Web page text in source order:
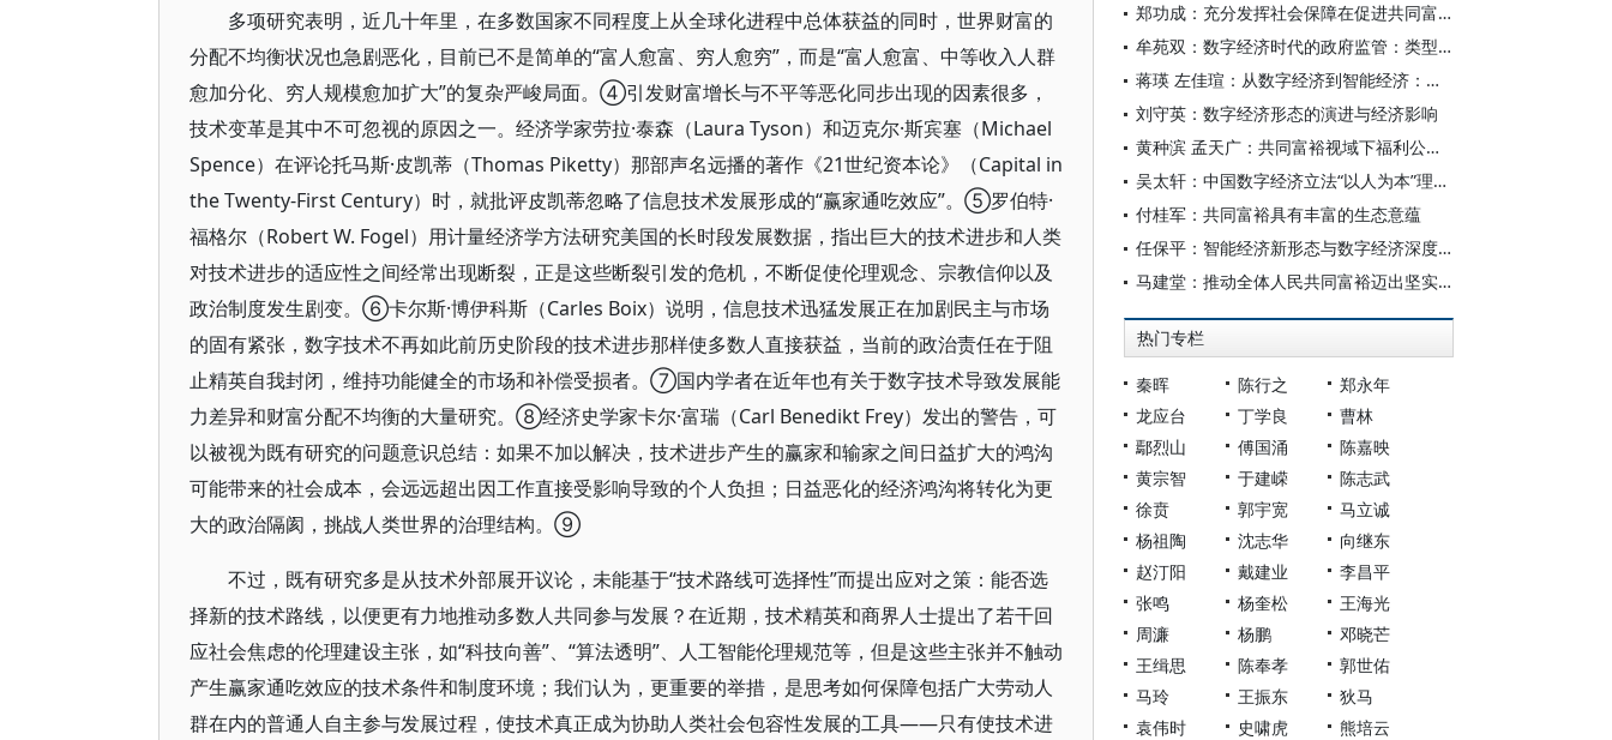
多项研究表明，近几十年里，在多数国家不同程度上从全球化进程中总体获益的同时，世界财富的
分配不均衡状况也急剧恶化，目前已不是简单的“富人愈富、穷人愈穷”，而是“富人愈富、中等收入人群
愈加分化、穷人规模愈加扩大”的复杂严峻局面。④引发财富增长与不平等恶化同步出现的因素很多，
技术变革是其中不可忽视的原因之一。经济学家劳拉·泰森（Laura Tyson）和迈克尔·斯宾塞（Michael
Spence）在评论托马斯·皮凯蒂（Thomas Piketty）那部声名远播的著作《21世纪资本论》（Capital in
the Twenty-First Century）时，就批评皮凯蒂忽略了信息技术发展形成的“赢家通吃效应”。⑤罗伯特·
福格尔（Robert W. Fogel）用计量经济学方法研究美国的长时段发展数据，指出巨大的技术进步和人类
对技术进步的适应性之间经常出现断裂，正是这些断裂引发的危机，不断促使伦理观念、宗教信仰以及
政治制度发生剧变。⑥卡尔斯·博伊科斯（Carles Boix）说明，信息技术迅猛发展正在加剧民主与市场
的固有紧张，数字技术不再如此前历史阶段的技术进步那样使多数人直接获益，当前的政治责任在于阻
止精英自我封闭，维持功能健全的市场和补偿受损者。⑦国内学者在近年也有关于数字技术导致发展能
力差异和财富分配不均衡的大量研究。⑧经济史学家卡尔·富瑞（Carl Benedikt Frey）发出的警告，可
以被视为既有研究的问题意识总结：如果不加以解决，技术进步产生的赢家和输家之间日益扩大的鸿沟
可能带来的社会成本，会远远超出因工作直接受影响导致的个人负担；日益恶化的经济鸿沟将转化为更
大的政治隔阂，挑战人类世界的治理结构。⑨
不过，既有研究多是从技术外部展开议论，未能基于“技术路线可选择性”而提出应对之策：能否选
择新的技术路线，以便更有力地推动多数人共同参与发展？在近期，技术精英和商界人士提出了若干回
应社会焦虑的伦理建设主张，如“科技向善”、“算法透明”、人工智能伦理规范等，但是这些主张并不触动
产生赢家通吃效应的技术条件和制度环境；我们认为，更重要的举措，是思考如何保障包括广大劳动人
群在内的普通人自主参与发展过程，使技术真正成为协助人类社会包容性发展的工具——只有使技术进
郑功成：充分发挥社会保障在促进共同富裕中的重要作用
牟苑双：数字经济时代的政府监管：类型、挑战与路径
蒋瑛 左佳瑄：从数字经济到智能经济：中国社会分层的特点与变迁
刘守英：数字经济形态的演进与经济影响
黄种滨 孟天广：共同富裕视域下福利公平形塑国家认同的机制
吴太轩：中国数字经济立法“以人为本”理念的生成逻辑与制度实现
付桂军：共同富裕具有丰富的生态意蕴
任保平：智能经济新形态与数字经济深度融合的逻辑与路径
马建堂：推动全体人民共同富裕迈出坚实步伐
热门专栏
秦晖 陈行之
郑永年
龙应台
丁学良
曹林
鄢烈山
傅国涌
陈嘉映
黄宗智
于建嵘
陈志武
徐贲
郭宇宽
马立诚
杨祖陶
沈志华
向继东
赵汀阳
戴建业
李昌平
张鸣
杨奎松
王海光
周濂
杨鹏
邓晓芒
王缉思
陈奉孝
郭世佑
马玲
王振东
狄马
袁伟时
史啸虎
熊培云